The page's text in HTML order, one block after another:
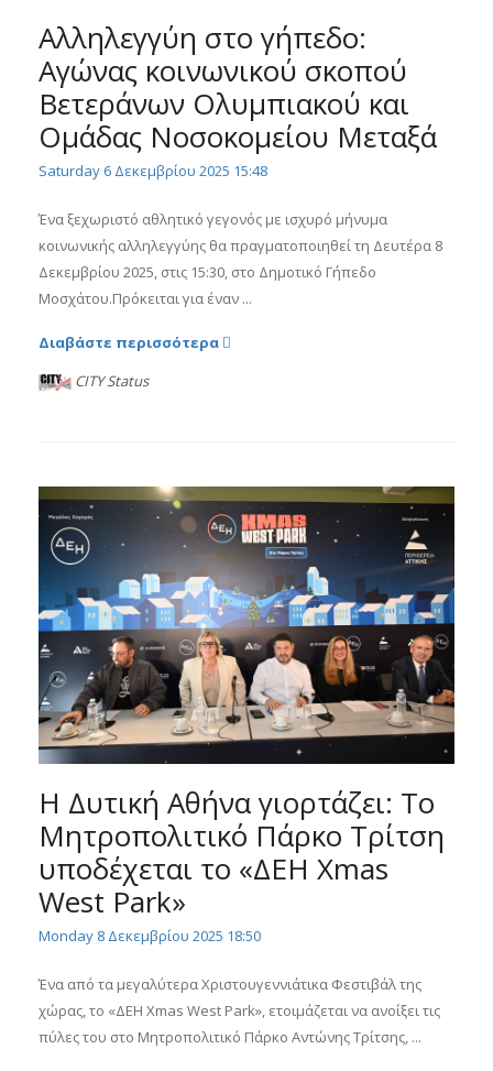
Αλληλεγγύη στο γήπεδο:
Αγώνας κοινωνικού σκοπού
Βετεράνων Ολυμπιακού και
Ομάδας Νοσοκομείου Μεταξά
Saturday 6 Δεκεμβρίου 2025 15:48
Ένα ξεχωριστό αθλητικό γεγονός με ισχυρό μήνυμα
κοινωνικής αλληλεγγύης θα πραγματοποιηθεί τη Δευτέρα 8
Δεκεμβρίου 2025, στις 15:30, στο Δημοτικό Γήπεδο
Μοσχάτου.Πρόκειται για έναν ...
Διαβάστε περισσότερα
CITY Status
Η Δυτική Αθήνα γιορτάζει: Το
Μητροπολιτικό Πάρκο Τρίτση
υποδέχεται το «ΔΕΗ Xmas
West Park»
Monday 8 Δεκεμβρίου 2025 18:50
Ένα από τα μεγαλύτερα Χριστουγεννιάτικα Φεστιβάλ της
χώρας, το «ΔΕΗ Xmas West Park», ετοιμάζεται να ανοίξει τις
πύλες του στο Μητροπολιτικό Πάρκο Αντώνης Τρίτσης, ...